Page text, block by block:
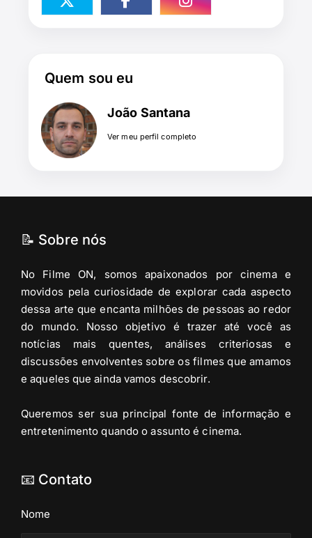
Quem sou eu
João Santana
Ver meu perfil completo
📝 Sobre nós
No Filme ON, somos apaixonados por cinema e
movidos pela curiosidade de explorar cada aspecto
dessa arte que encanta milhões de pessoas ao redor
do mundo. Nosso objetivo é trazer até você as
notícias mais quentes, análises criteriosas e
discussões envolventes sobre os filmes que amamos
e aqueles que ainda vamos descobrir.
Queremos ser sua principal fonte de informação e
entretenimento quando o assunto é cinema.
📧 Contato
Nome